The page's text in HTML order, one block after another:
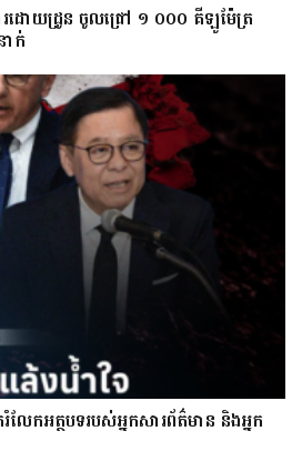
រដោយដ្រូន ចូលជ្រៅ ១ ០០០ គីឡូម៉ែត្រ
ាក់
ែកអត្ថបទរបស់អ្នកសារព័ត៌មាន និងអ្នក